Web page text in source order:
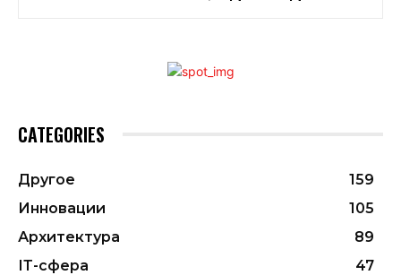
CATEGORIES
Другое
159
Инновации
105
Архитектура
89
ІТ-сфера
47